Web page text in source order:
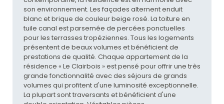
son environnement. Les façades alternent enduit
blanc et brique de couleur beige rosé. La toiture en
tuile canal est parsemée de percées ponctuelles
pour les terrasses tropéziennes. Tous les logements
présentent de beaux volumes et bénéficient de
prestations de qualité. Chaque appartement de la
résidence « Le Clairbois » est pensé pour offrir une très
grande fonctionnalité avec des séjours de grands
volumes qui profitent d'une luminosité exceptionnelle.
La plupart sont traversants et bénéficient d'une